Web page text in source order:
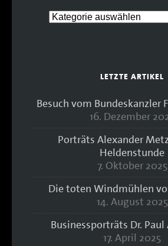
LETZTE ARTIKEL
Besuch vom Bundeskanzler
16. Dezember
Porträts Alexander
Heldenstunde
7. Oktober 2025
Die toten Windmühlen
14. August 2025
Businessporträts Dr.
17. April 2025